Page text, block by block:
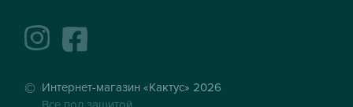
instagramfacebook
Интернет-магазин «Кактус» 2026